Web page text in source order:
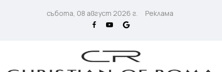
събота, 08 август 2026 г. Реклама